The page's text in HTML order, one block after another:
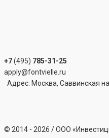
+7(495) 785-31-25
apply@fontvielle.ru
Адрес: Москва, Саввинская
© 2014 - 2026 / ООО